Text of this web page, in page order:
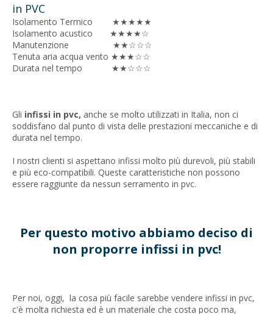
in PVC
Isolamento Termico ★★★★★
Isolamento acustico ★★★★☆
Manutenzione ★★☆☆☆
Tenuta aria acqua vento ★★★☆☆
Durata nel tempo ★★☆☆☆
Gli infissi in pvc, anche se molto utilizzati in Italia, non ci
soddisfano dal punto di vista delle prestazioni meccaniche e di
durata nel tempo.
I nostri clienti si aspettano infissi molto più durevoli, più stabili
e più eco-compatibili. Queste caratteristiche non possono
essere raggiunte da nessun serramento in pvc.
Per questo motivo abbiamo deciso di
non proporre infissi in pvc!
Per noi, oggi, la cosa più facile sarebbe vendere infissi in pvc,
c'è molta richiesta ed è un materiale che costa poco ma,